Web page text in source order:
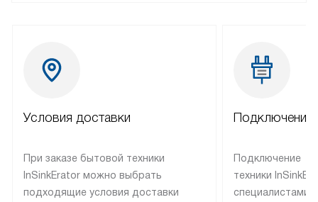
Условия доставки
При заказе бытовой техники
InSinkErator можно выбрать
подходящие условия доставки
Подключение
Подключение
техники
специалистами